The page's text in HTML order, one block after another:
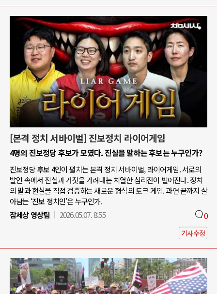
[본격 정치 서바이벌] 진보정치 라이어게임
4명의 진보정당 후보가 모였다. 진실을 말하는 후보는 누구인가?
진보정당 후보 4인이 펼치는 본격 정치 서바이벌, 라이어게임. 서로의
발언 속에서 진실과 거짓을 가려내는 치열한 심리전이 벌어진다. 정치
의 말과 현실을 직접 검증하는 새로운 형식의 토크 게임. 과연 끝까지 살
아남는 ‘진보 정치인’은 누구인가.
참세상 영상팀
2026.05.07. 8:55 0
기사수정